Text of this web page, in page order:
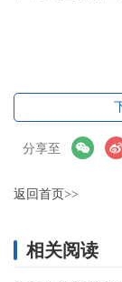
分享至
返回首页>>
相关阅读